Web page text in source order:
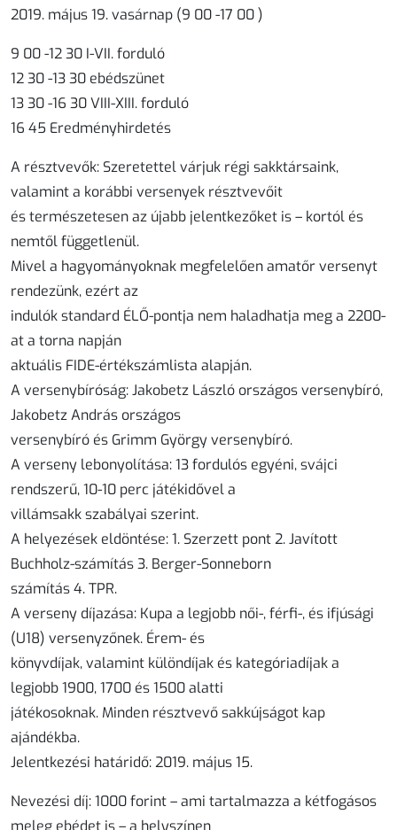
2019. május 19. vasárnap (9 00 -17 00 )
9 00 -12 30 I-VII. forduló
12 30 -13 30 ebédszünet
13 30 -16 30 VIII-XIII. forduló
16 45 Eredményhirdetés
A résztvevők: Szeretettel várjuk régi sakktársaink,
valamint a korábbi versenyek résztvevőit
és természetesen az újabb jelentkezőket is – kortól és
nemtől függetlenül.
Mivel a hagyományoknak megfelelően amatőr versenyt
rendezünk, ezért az
indulók standard ÉLŐ-pontja nem haladhatja meg a 2200-
at a torna napján
aktuális FIDE-értékszámlista alapján.
A versenybíróság: Jakobetz László országos versenybíró,
Jakobetz András országos
versenybíró és Grimm György versenybíró.
A verseny lebonyolítása: 13 fordulós egyéni, svájci
rendszerű, 10-10 perc játékidővel a
villámsakk szabályai szerint.
A helyezések eldöntése:1. Szerzett pont 2. Javított
Buchholz-számítás 3. Berger-Sonneborn
számítás 4. TPR.
A verseny díjazása: Kupa a legjobb női-, férfi-, és ifjúsági
(U18) versenyzőnek. Érem- és
könyvdíjak, valamint különdíjak és kategóriadíjak a
legjobb 1900, 1700 és 1500 alatti
játékosoknak. Minden résztvevő sakkújságot kap
ajándékba.
Jelentkezési határidő: 2019. május 15.
Nevezési díj:1000 forint – ami tartalmazza a kétfogásos
meleg ebédet is – a helyszínen